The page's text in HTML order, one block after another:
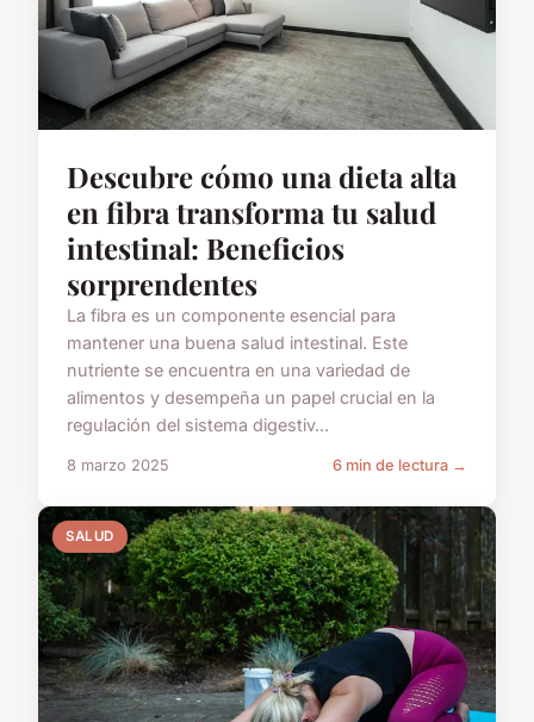
Descubre cómo una dieta alta
en fibra transforma tu salud
intestinal: Beneficios
sorprendentes
La fibra es un componente esencial para
mantener una buena salud intestinal. Este
nutriente se encuentra en una variedad de
alimentos y desempeña un papel crucial en la
regulación del sistema digestiv...
8 marzo 2025 6 min de lectura →
SALUD